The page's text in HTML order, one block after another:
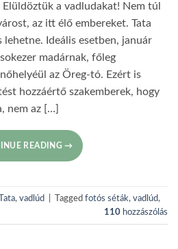
a vadludakat! Nem túl
az itt élő embereket. Tata
lehetne. Ideális esetben, január
madárnak, főleg
az Öreg-tó. Ezért is
hozzáértő szakemberek, hogy
nem az […]
READING→
Tata, vadlúd Tagged fotós séták, vadlúd,
110 hozzászólás